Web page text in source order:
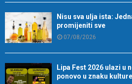
Nisu sva ulja ista:
promijeniti sve
07/08/2026
Lipa Fest 2026 ulazi u
ponovo u znaku